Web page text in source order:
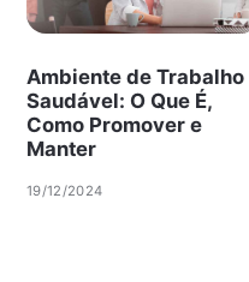
Ambiente de Trabalho
Saudável: O Que É,
Como Promover e
Manter
19/12/2024